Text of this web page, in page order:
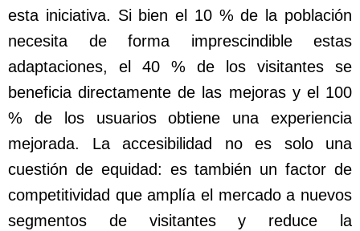
esta iniciativa. Si bien el 10 % de la población
necesita de forma imprescindible estas
adaptaciones, el 40 % de los visitantes se
beneficia directamente de las mejoras y el 100
% de los usuarios obtiene una experiencia
mejorada. La accesibilidad no es solo una
cuestión de equidad: es también un factor de
competitividad que amplía el mercado a nuevos
segmentos de visitantes y reduce la